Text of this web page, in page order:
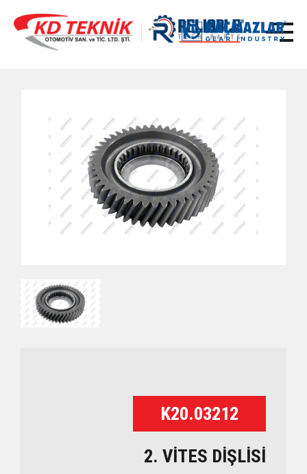
K20.03212
2. VİTES DİŞLİSİ